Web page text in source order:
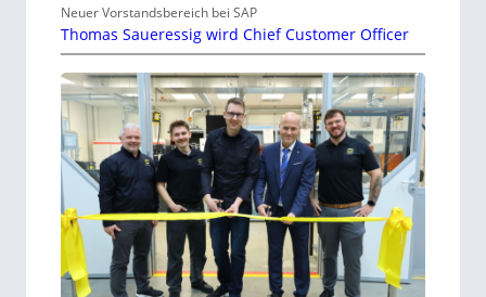
Neuer Vorstandsbereich bei SAP
Thomas Saueressig wird Chief Customer Officer